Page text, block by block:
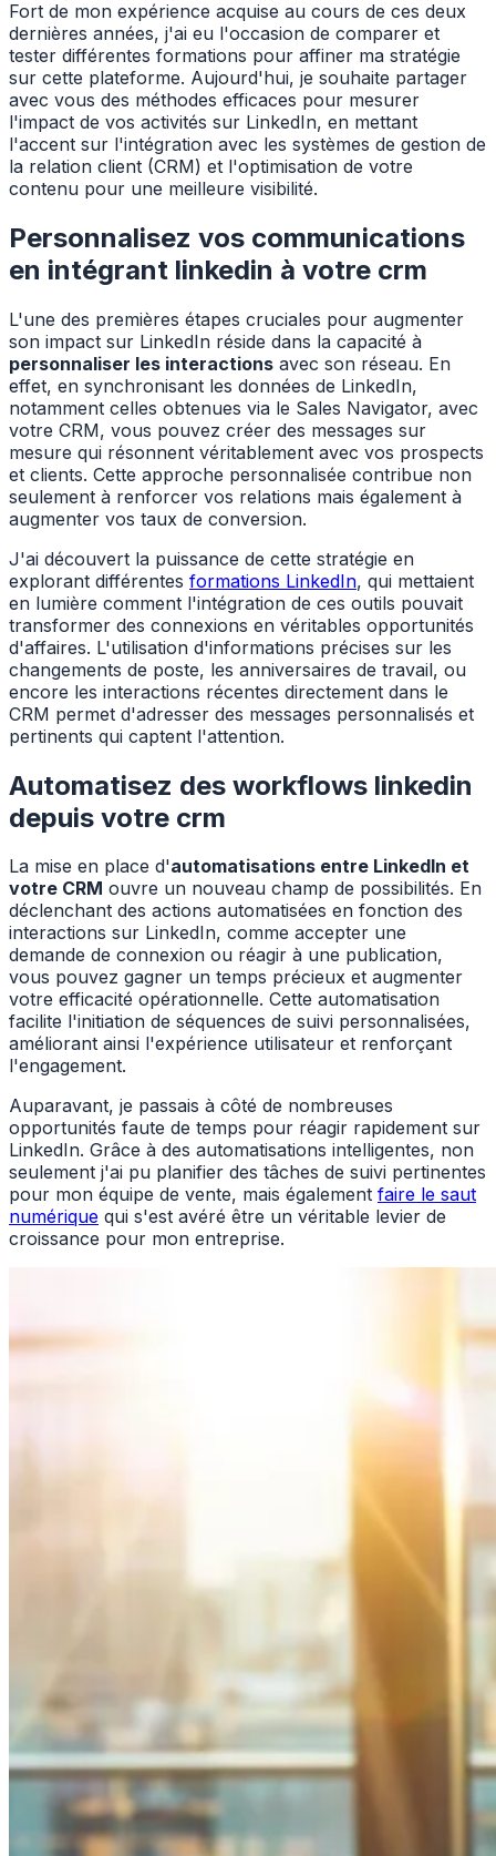
Fort de mon expérience acquise au cours de ces deux
dernières années, j'ai eu l'occasion de comparer et
tester différentes formations pour affiner ma stratégie
sur cette plateforme. Aujourd'hui, je souhaite partager
avec vous des méthodes efficaces pour mesurer
l'impact de vos activités sur LinkedIn, en mettant
l'accent sur l'intégration avec les systèmes de gestion de
la relation client (CRM) et l'optimisation de votre
contenu pour une meilleure visibilité.
Personnalisez vos communications
en intégrant linkedin à votre crm
L'une des premières étapes cruciales pour augmenter
son impact sur LinkedIn réside dans la capacité à
personnaliser les interactions avec son réseau. En
effet, en synchronisant les données de LinkedIn,
notamment celles obtenues via le Sales Navigator, avec
votre CRM, vous pouvez créer des messages sur
mesure qui résonnent véritablement avec vos prospects
et clients. Cette approche personnalisée contribue non
seulement à renforcer vos relations mais également à
augmenter vos taux de conversion.
J'ai découvert la puissance de cette stratégie en
explorant différentes formations LinkedIn, qui mettaient
en lumière comment l'intégration de ces outils pouvait
transformer des connexions en véritables opportunités
d'affaires. L'utilisation d'informations précises sur les
changements de poste, les anniversaires de travail, ou
encore les interactions récentes directement dans le
CRM permet d'adresser des messages personnalisés et
pertinents qui captent l'attention.
Automatisez des workflows linkedin
depuis votre crm
La mise en place d'automatisations entre LinkedIn et
votre CRM ouvre un nouveau champ de possibilités. En
déclenchant des actions automatisées en fonction des
interactions sur LinkedIn, comme accepter une
demande de connexion ou réagir à une publication,
vous pouvez gagner un temps précieux et augmenter
votre efficacité opérationnelle. Cette automatisation
facilite l'initiation de séquences de suivi personnalisées,
améliorant ainsi l'expérience utilisateur et renforçant
l'engagement.
Auparavant, je passais à côté de nombreuses
opportunités faute de temps pour réagir rapidement sur
LinkedIn. Grâce à des automatisations intelligentes, non
seulement j'ai pu planifier des tâches de suivi pertinentes
pour mon équipe de vente, mais également faire le saut
numérique qui s'est avéré être un véritable levier de
croissance pour mon entreprise.